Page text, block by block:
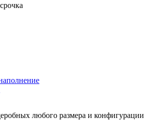
любого размера и конфигурации